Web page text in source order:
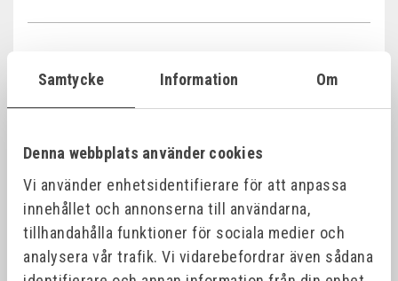
Samtycke Information Om
Denna webbplats använder cookies
Vi använder enhetsidentifierare för att anpassa
innehållet och annonserna till användarna,
tillhandahålla funktioner för sociala medier och
analysera vår trafik. Vi vidarebefordrar även sådana
Relaterade produkter
Offensiv Offensiv